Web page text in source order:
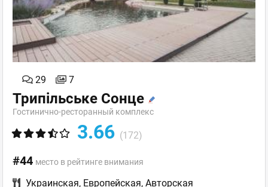
29 7
Трипільське Сонце
Гостинично-ресторанный комплекс
3.66 (172)
#44 место в рейтинге внимания
Украинская, Европейская, Авторская